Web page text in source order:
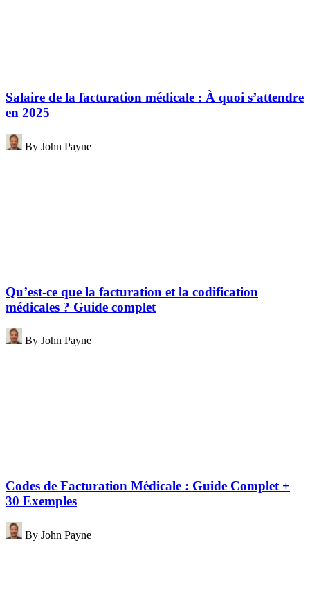
Salaire de la facturation médicale : À quoi s’attendre
en 2025
By John Payne
Qu’est-ce que la facturation et la codification
médicales ? Guide complet
By John Payne
Codes de Facturation Médicale : Guide Complet +
30 Exemples
By John Payne